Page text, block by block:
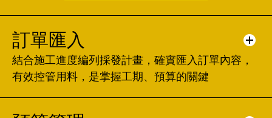
訂單匯入
結合施工進度編列採發計畫，確實匯入訂單內容，
有效控管用料，是掌握工期、預算的關鍵